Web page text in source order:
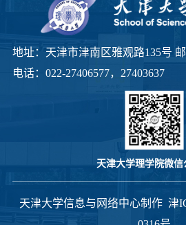
地址：天津市津南区雅观路135号
电话：022-27406577，27403637
天津大学理学院微
天津大学信息与网络中心制作 津